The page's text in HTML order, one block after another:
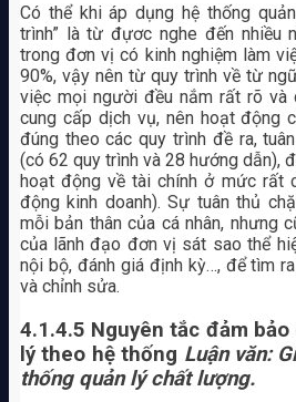
Có thể khi áp dụng hệ thống
trình” là từ đựơc nghe đến nhiều
trong đơn vị có kinh nghiệm làm
90%, vậy nên từ quy trình về từ
việc mọi người đều nắm rất rõ và
cung cấp dịch vụ, nên hoạt động
đúng theo các quy trình đề ra,
(có 62 quy trình và 28 hướng dẫn),
hoạt động về tài chính ở mức rất
động kinh doanh). Sự tuân thủ
mỗi bản thân của cá nhân, nhưng
của lãnh đạo đơn vị sát sao thể
nội bộ, đánh giá định kỳ…, để tìm
và chỉnh sửa.
4.1.4.5 Nguyên tắc đảm
lý theo hệ thống Luận văn:
thống quản lý chất lượng.